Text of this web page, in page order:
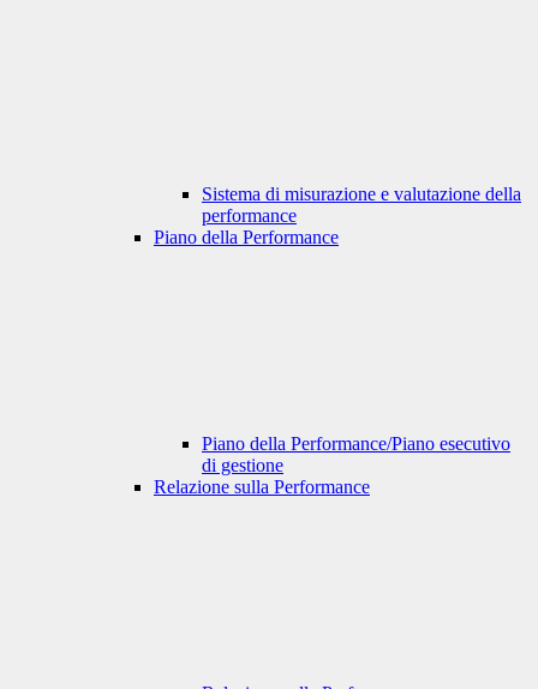
Sistema di misurazione e valutazione della
performance
Piano della Performance
Piano della Performance/Piano esecutivo
di gestione
Relazione sulla Performance